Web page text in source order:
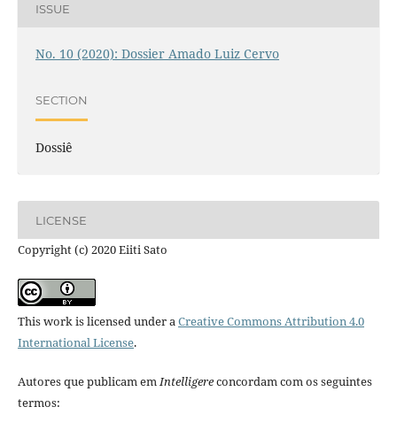
ISSUE
No. 10 (2020): Dossier Amado Luiz Cervo
SECTION
Dossiê
LICENSE
Copyright (c) 2020 Eiiti Sato
This work is licensed under a Creative Commons Attribution 4.0
International License.
Autores que publicam em Intelligereconcordam com os seguintes
termos: